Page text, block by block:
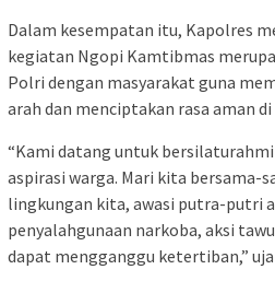
Dalam kesempatan itu, Kapolres
kegiatan Ngopi Kamtibmas
Polri dengan masyarakat guna
arah dan menciptakan rasa aman
“Kami datang untuk
aspirasi warga. Mari kita bersama-
lingkungan kita, awasi putra-putri
penyalahgunaan narkoba, aksi
dapat mengganggu ketertiban,”